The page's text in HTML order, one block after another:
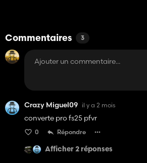
Commentaires 3
Crazy Miguel09 il y a 2 mois
converte pro fs25 pfvr
0 Répondre
Afficher 2 réponses